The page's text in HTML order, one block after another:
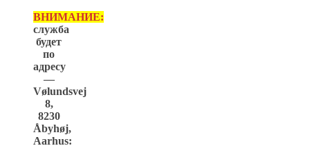
ВНИМАНИЕ:
служба
будет
по
адресу
—
Vølundsvej
8,
8230
Åbyhøj,
Aarhus: